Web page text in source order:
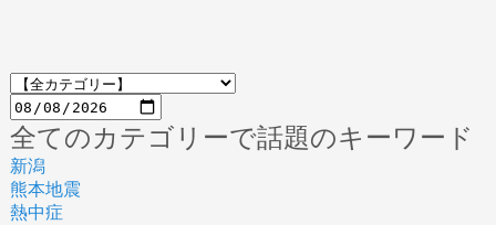
全てのカテゴリーで話題のキーワード
新潟
熊本地震
熱中症